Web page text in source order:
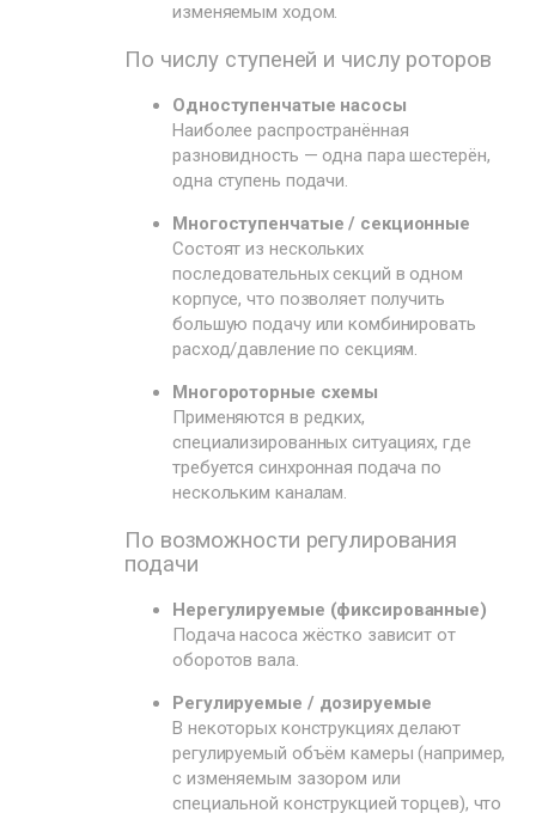
изменяемым ходом.
По числу ступеней и числу роторов
Одноступенчатые насосы
Наиболее распространённая
разновидность — одна пара шестерён,
одна ступень подачи.
Многоступенчатые / секционные
Состоят из нескольких
последовательных секций в одном
корпусе, что позволяет получить
большую подачу или комбинировать
расход/давление по секциям.
Многороторные схемы
Применяются в редких,
специализированных ситуациях, где
требуется синхронная подача по
нескольким каналам.
По возможности регулирования
подачи
Нерегулируемые (фиксированные)
Подача насоса жёстко зависит от
оборотов вала.
Регулируемые / дозируемые
В некоторых конструкциях делают
регулируемый объём камеры (например,
с изменяемым зазором или
специальной конструкцией торцев), что